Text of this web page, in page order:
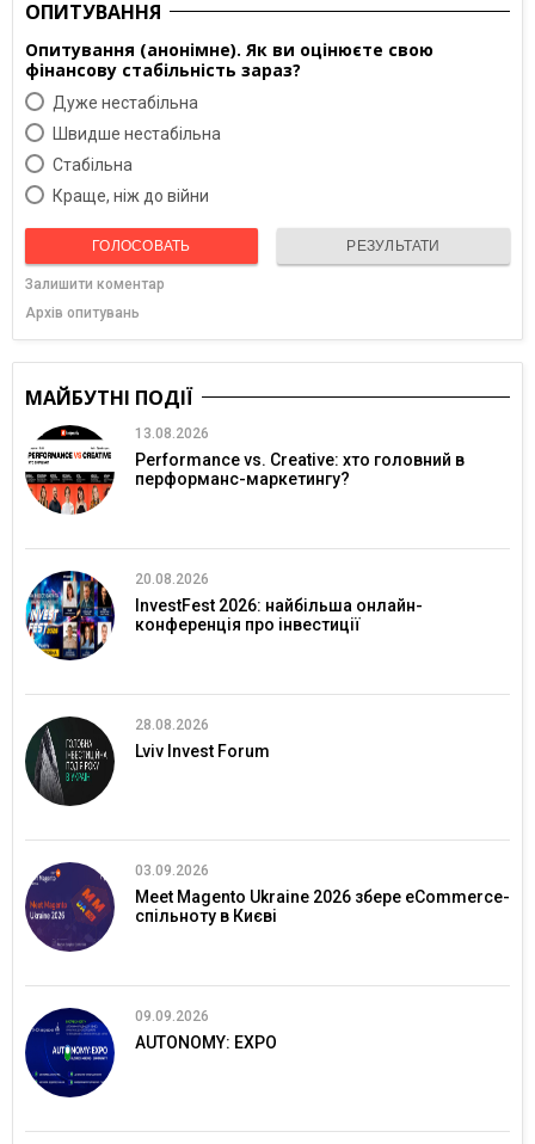
ОПИТУВАННЯ
Опитування (анонімне). Як ви оцінюєте свою
фінансову стабільність зараз?
Дуже нестабільна
Швидше нестабільна
Cтабільна
Краще, ніж до війни
ГОЛОСОВАТЬ РЕЗУЛЬТАТИ
Залишити коментар
Архів опитувань
МАЙБУТНІ ПОДІЇ
13.08.2026
Performance vs. Creative: хто головний в
перформанс-маркетингу?
20.08.2026
InvestFest 2026: найбільша онлайн-
конференція про інвестиції
28.08.2026
Lviv Invest Forum
03.09.2026
Meet Magento Ukraine 2026 збере eCommerce-
спільноту в Києві
09.09.2026
AUTONOMY: EXPO